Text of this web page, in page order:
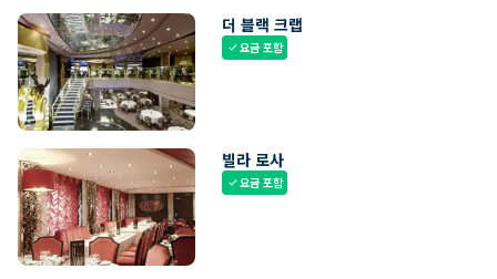
더 블랙 크랩
check요금 포함
빌라 로사
check요금 포함